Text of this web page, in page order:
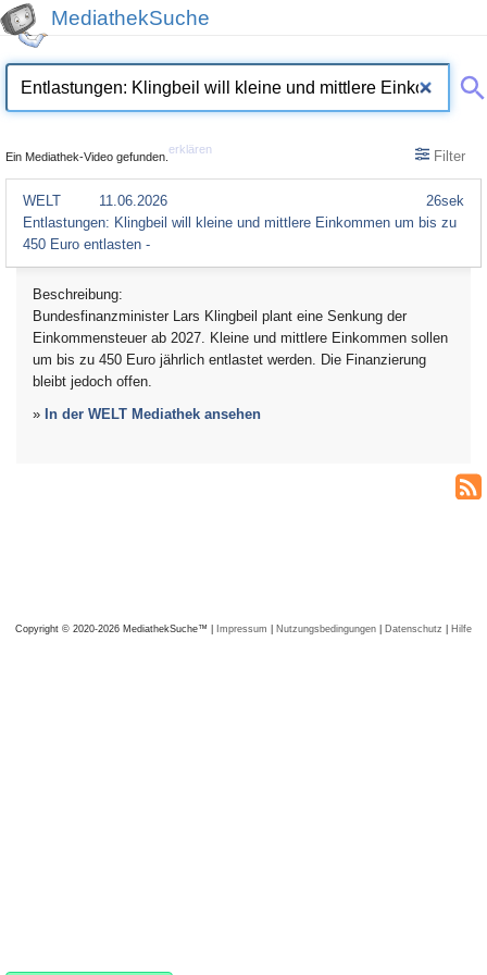
MediathekSuche
Ein Mediathek-Video gefunden.
erklären Filter
26sek
WELT
11.06.2026
Entlastungen: Klingbeil will kleine und mittlere Einkommen um bis zu
450 Euro entlasten -
Beschreibung:
Bundesfinanzminister Lars Klingbeil plant eine Senkung der
Einkommensteuer ab 2027. Kleine und mittlere Einkommen sollen
um bis zu 450 Euro jährlich entlastet werden. Die Finanzierung
bleibt jedoch offen.
» In der WELT Mediathek ansehen
Copyright © 2020-2026 MediathekSuche™ | Impressum | Nutzungsbedingungen | Datenschutz | Hilfe